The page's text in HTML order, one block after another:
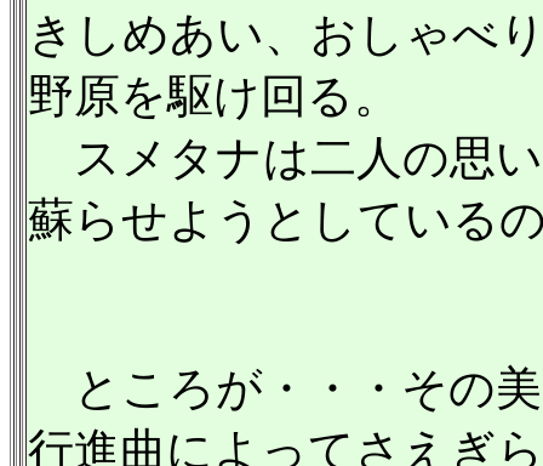
きしめあい、おしゃべ
野原を駆け回る。
スメタナは二人の思
蘇らせようとしている
ところが・・・その
行進曲によってさえぎ